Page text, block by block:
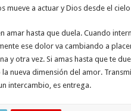
mueve a actuar y Dios desde el
amar hasta que duela. Cuando
ese dolor va cambiando a
y otra vez. Si amas hasta que te
nueva dimensión del amor.
intercambio, es entrega.